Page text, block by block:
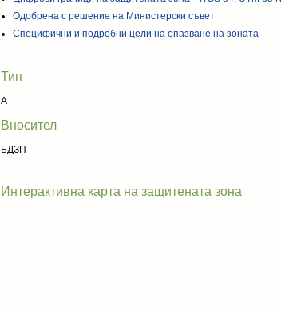
Одобрена с решение на Министерски съвет
Специфични и подробни цели на опазване на зоната
Тип
A
Вносител
БДЗП
Интерактивна карта на защитената зона